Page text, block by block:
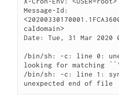
Message-Id:
caldomain>
Date: Tue, 31 Mar 2020
/bin/sh: -c: line 0:
looking for matching ``'
/bin/sh: -c: line 1:
unexpected end of file